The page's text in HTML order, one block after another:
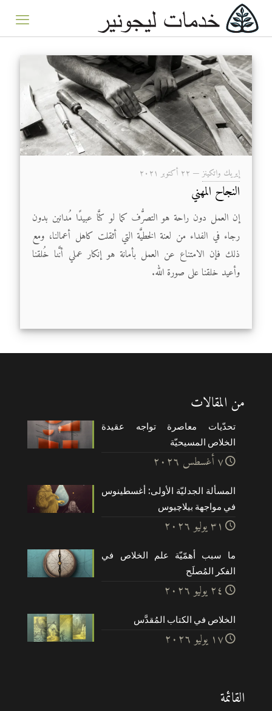
إيريك واتكينز — ۲۲ أكتوبر ۲۰۲۱
النجاح المهني
إن العمل دون راحة هو التصرُّف كما لو كنَّا عبيدًا مُدانين بدون
رجاء في الفداء من لعنة الخطيَّة التي أثقلت كاهل أعمالنا، ومع
ذلك فإن الامتناع عن العمل بأمانة هو إنكار عملي أنَّنا خُلقنا
وأعيد خلقنا على صورة الله.
من المقالات
تحدّيات معاصرة تواجه عقيدة
الخلاص المسيحيّة
۷ أغسطس ۲۰۲٦
المسألة الجدليّة الأولى: أغسطينوس
في مواجهة بيلاچيوس
۳۱ يوليو ۲۰۲٦
ما سبب أهمّيّة علم الخلاص في
الفكر المُصلَح
۲٤ يوليو ۲۰۲٦
الخلاص في الكتاب المُقدَّس
۱۷ يوليو ۲۰۲٦
القائمة